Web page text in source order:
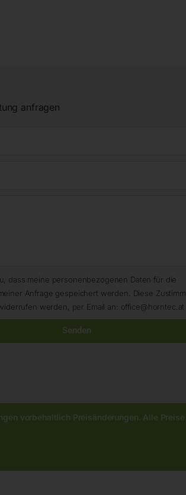
anfragen
dass meine personenbezogenen Daten für die
Anfrage gespeichert werden. Diese
werden, per Email an: office@horntec.at
Senden
vorbehaltlich Preisänderungen. Alle